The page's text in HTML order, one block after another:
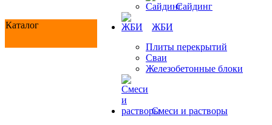
Каталог
Сайдинг
ЖБИ
Плиты перекрытий
Сваи
Железобетонные блоки
Cмеси и растворы